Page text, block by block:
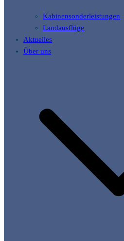
Kabinensonderleistungen
Landausflüge
Aktuelles
Über uns